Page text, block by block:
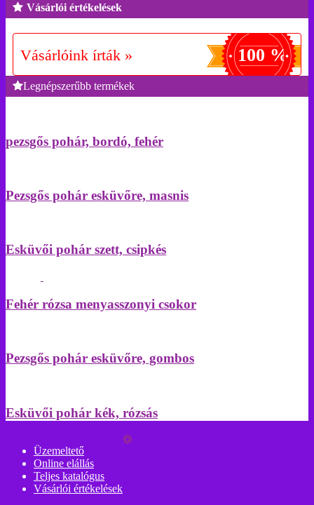
Vásárlói értékelések
Vásárlóink írták » 100 %
Legnépszerűbb termékek
pezsgős pohár, bordó, fehér
Pezsgős pohár esküvőre, masnis
Esküvői pohár szett, csipkés
Fehér rózsa menyasszonyi csokor
Pezsgős pohár esküvőre, gombos
Esküvői pohár kék, rózsás
Üzemeltető
Online elállás
Teljes katalógus
Vásárlói értékelések